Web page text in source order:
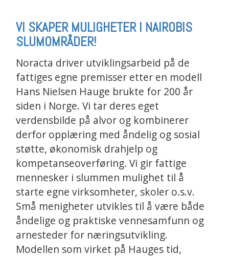
VI SKAPER MULIGHETER I NAIROBIS
SLUMOMRÅDER!
Noracta driver utviklingsarbeid på de
fattiges egne premisser etter en modell
Hans Nielsen Hauge brukte for 200 år
siden i Norge. Vi tar deres eget
verdensbilde på alvor og kombinerer
derfor opplæring med åndelig og sosial
støtte, økonomisk drahjelp og
kompetanseoverføring. Vi gir fattige
mennesker i slummen mulighet til å
starte egne virksomheter, skoler o.s.v.
Små menigheter utvikles til å være både
åndelige og praktiske vennesamfunn og
arnesteder for næringsutvikling.
Modellen som virket på Hauges tid,